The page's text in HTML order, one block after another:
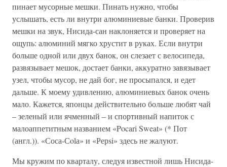
пинает мусорные мешки. Пинать нужно, чтобы
услышать, есть ли внутри алюминиевые банки. Проверив
мешки на звук, Нисида-сан наклоняется и проверяет на
ощупь: алюминий мягко хрустит в руках. Если внутри
больше одной или двух банок, он слезает с велосипеда,
развязывает мешок, достает банки, аккуратно завязывает
узел, чтобы мусор, не дай бог, не просыпался, и едет
дальше. К моему удивлению, алюминиевых банок очень
мало. Кажется, японцы действительно больше любят чай
– зеленый или ячменный – и спортивный напиток с
малоаппетитным названием «Pocari Sweat» (* Пот
(англ.)). «Соса-Сolа» и «Рерsi» здесь не жалуют.
Мы кружим по кварталу, следуя известной лишь Нисида-